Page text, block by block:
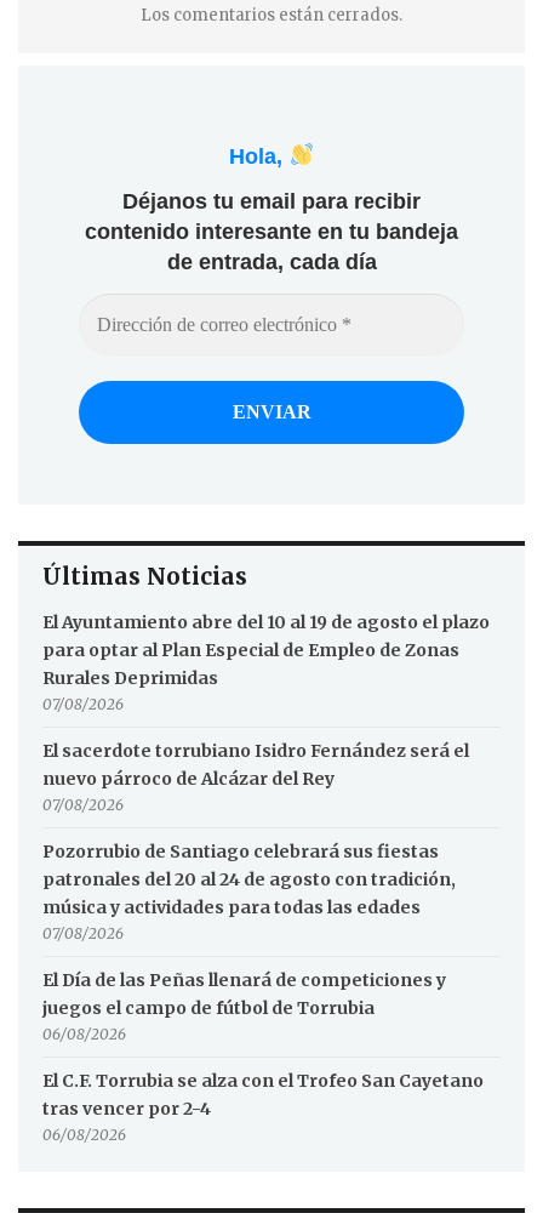
Los comentarios están cerrados.
Hola,
Déjanos tu email para recibir
contenido interesante en tu bandeja
de entrada, cada día
Últimas Noticias
El Ayuntamiento abre del 10 al 19 de agosto el plazo
para optar al Plan Especial de Empleo de Zonas
Rurales Deprimidas
07/08/2026
El sacerdote torrubiano Isidro Fernández será el
nuevo párroco de Alcázar del Rey
07/08/2026
Pozorrubio de Santiago celebrará sus fiestas
patronales del 20 al 24 de agosto con tradición,
música y actividades para todas las edades
07/08/2026
El Día de las Peñas llenará de competiciones y
juegos el campo de fútbol de Torrubia
06/08/2026
El C.F. Torrubia se alza con el Trofeo San Cayetano
tras vencer por 2-4
06/08/2026